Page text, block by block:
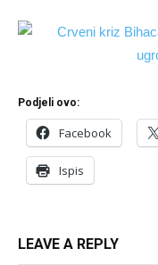
Podjeli ovo:
Facebook
Ispis
LEAVE A REPLY